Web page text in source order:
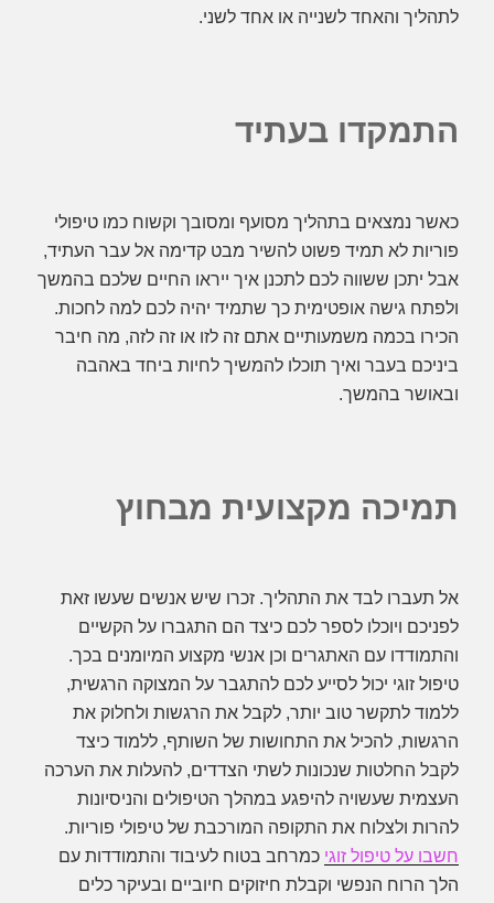
לתהליך והאחד לשנייה או אחד לשני.
התמקדו בעתיד
כאשר נמצאים בתהליך מסועף ומסובך וקשוח כמו טיפולי
פוריות לא תמיד פשוט להשיר מבט קדימה אל עבר העתיד,
אבל יתכן ששווה לכם לתכנן איך ייראו החיים שלכם בהמשך
ולפתח גישה אופטימית כך שתמיד יהיה לכם למה לחכות.
הכירו בכמה משמעותיים אתם זה לזו או זה לזה, מה חיבר
ביניכם בעבר ואיך תוכלו להמשיך לחיות ביחד באהבה
ובאושר בהמשך.
תמיכה מקצועית מבחוץ
אל תעברו לבד את התהליך. זכרו שיש אנשים שעשו זאת
לפניכם ויוכלו לספר לכם כיצד הם התגברו על הקשיים
והתמודדו עם האתגרים וכן אנשי מקצוע המיומנים בכך.
טיפול זוגי יכול לסייע לכם להתגבר על המצוקה הרגשית,
ללמוד לתקשר טוב יותר, לקבל את הרגשות ולחלוק את
הרגשות, להכיל את התחושות של השותף, ללמוד כיצד
לקבל החלטות שנכונות לשתי הצדדים, להעלות את הערכה
העצמית שעשויה להיפגע במהלך הטיפולים והניסיונות
להרות ולצלוח את התקופה המורכבת של טיפולי פוריות.
חשבו על טיפול זוגי כמרחב בטוח לעיבוד והתמודדות עם
הלך הרוח הנפשי וקבלת חיזוקים חיוביים ובעיקר כלים